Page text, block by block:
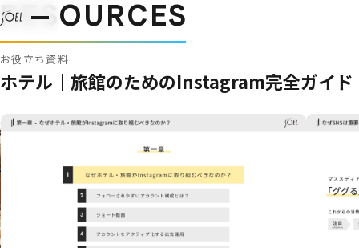
RESOURCES
お役立ち資料
ホテル｜旅館の​ための​Instagram完全ガイド